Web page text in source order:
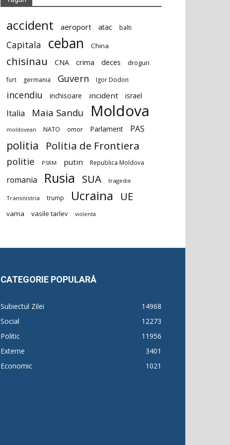
accident aeroport atac balti
Capitala ceban China
chisinau CNA crima deces droguri
furt germania Guvern Igor Dodon
incendiu inchisoare incident israel
Italia Maia Sandu Moldova
moldovean NATO omor Parlament PAS
politia Politia de Frontiera
politie PSRM putin Republica Moldova
romania Rusia SUA tragedie
Transnistria trump Ucraina UE
vama vasile tarlev violenta
CATEGORIE POPULARĂ
Subiectul Zilei
14968
Social
12273
Politic
11956
Externe
3401
Economic
1021